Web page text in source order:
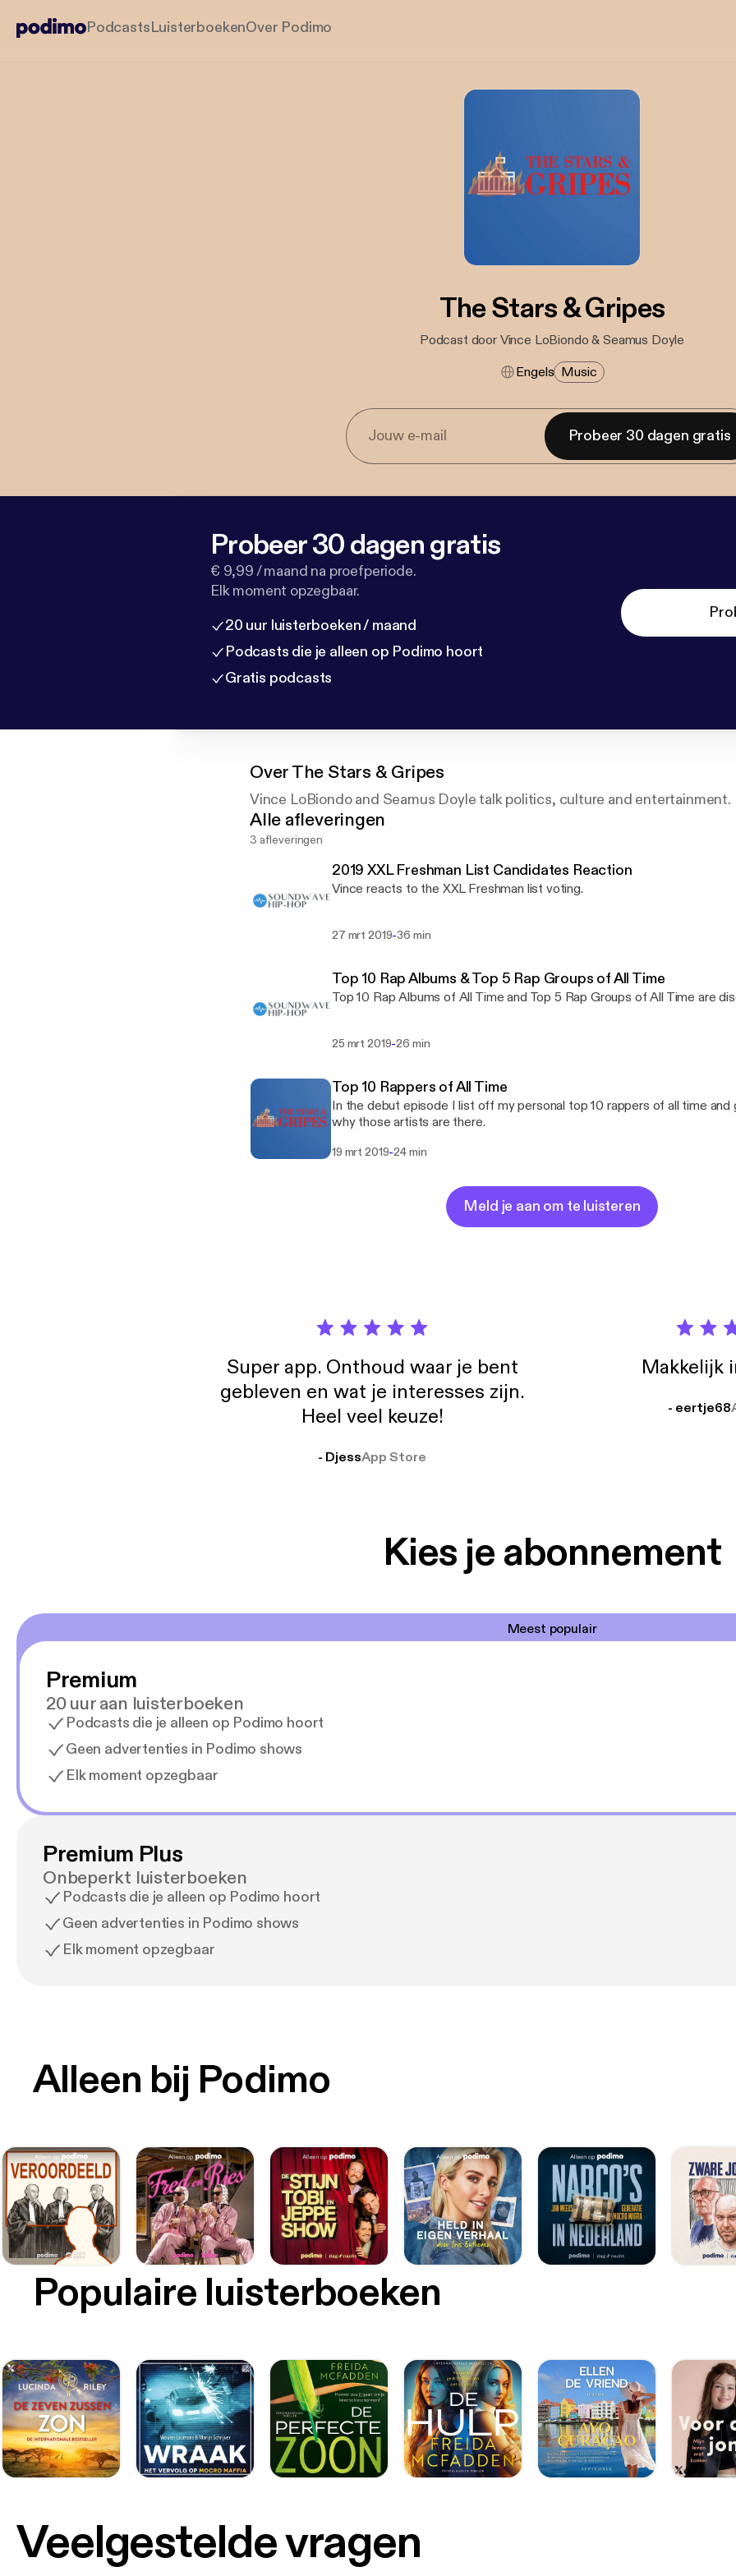
PodcastsLuisterboekenOver Podimo
The Stars & Gripes
Podcast door Vince LoBiondo & Seamus Doyle
Engels Music
Probeer 30 dagen gratis
Probeer 30 dagen gratis
€ 9,99 / maand na proefperiode.
Elk moment opzegbaar.
20 uur luisterboeken / maand
Podcasts die je alleen op Podimo hoort
Gratis podcasts
OverThe Stars & Gripes
Vince LoBiondo and Seamus Doyle talk politics, culture and entertainment.
Alle afleveringen
3 afleveringen
2019 XXL Freshman List Candidates Reaction
Vince reacts to the XXL Freshman list voting.
27 mrt 2019-36 min
Top 10 Rap Albums & Top 5 Rap Groups of All Time
Top 10 Rap Albums of All Time and Top 5 Rap Groups of All Time are
25 mrt 2019-26 min
Top 10 Rappers of All Time
In the debut episode I list off my personal top 10 rappers of all time and
why those artists are there.
19 mrt 2019-24 min
Meld je aan om te luisteren
Super app. Onthoud waar je bent
gebleven en wat je interesses zijn.
Heel veel keuze!
- DjessApp Store
Makkelijk
- eertje68
Kies je abonnement
Meest populair
Premium
20 uur aan luisterboeken
Podcasts die je alleen op Podimo hoort
Geen advertenties in Podimo shows
Elk moment opzegbaar
Premium Plus
Onbeperkt luisterboeken
Podcasts die je alleen op Podimo hoort
Geen advertenties in Podimo shows
Elk moment opzegbaar
Alleen bij Podimo
Populaire luisterboeken
Veelgestelde vragen